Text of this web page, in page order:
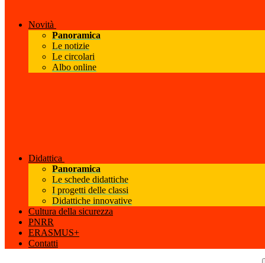
Novità
Panoramica
Le notizie
Le circolari
Albo online
Didattica
Panoramica
Le schede didattiche
I progetti delle classi
Didattiche innovative
Cultura della sicurezza
PNRR
ERASMUS+
Contatti